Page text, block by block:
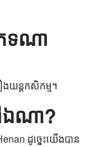
ទណា
យន្តកសិកម្ម។
ឯណា?
ដូច្នេះយើងបាន